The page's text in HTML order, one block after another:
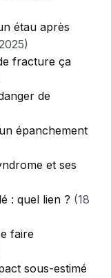
étau après
fracture ça
de
épanchement
et ses
: quel lien ? (18
faire
sous-estimé